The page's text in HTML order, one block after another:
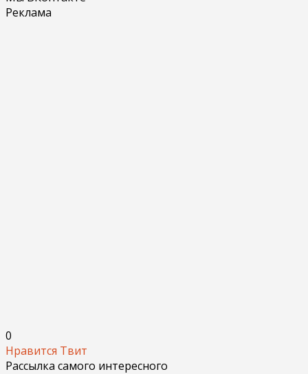
Реклама
0
Нравится Твит
Рассылка самого интересного